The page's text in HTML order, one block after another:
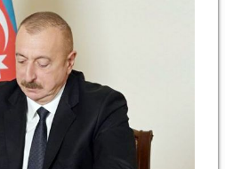
tənzimlənməsi